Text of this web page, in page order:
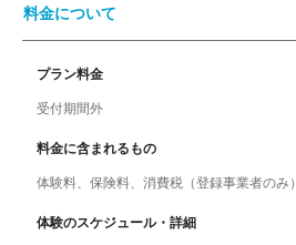
料金について
プラン料金
受付期間外
料金に含まれるもの
体験料、保険料、消費税（登録事業者のみ）
体験のスケジュール・詳細